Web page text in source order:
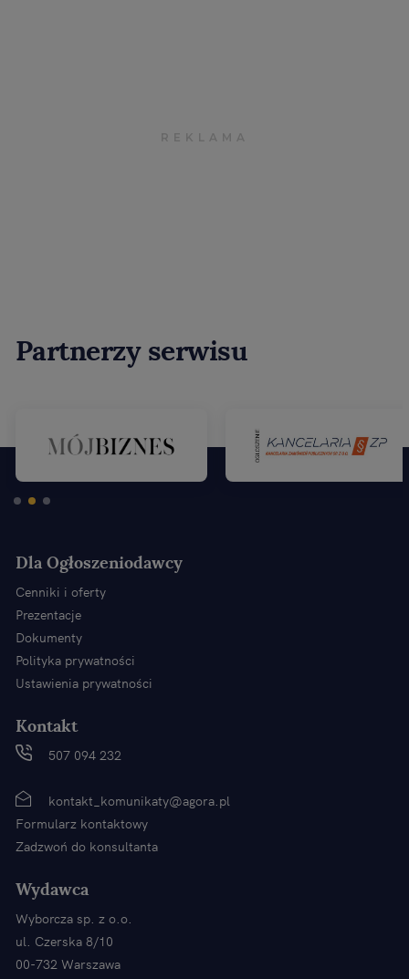
Partnerzy serwisu
Dla Ogłoszeniodawcy
Cenniki i oferty
Prezentacje
Dokumenty
Polityka prywatności
Ustawienia prywatności
Kontakt
507 094 232
kontakt_komunikaty@agora.pl
Formularz kontaktowy
Zadzwoń do konsultanta
Wydawca
Wyborcza sp. z o.o.
ul. Czerska 8/10
00-732 Warszawa